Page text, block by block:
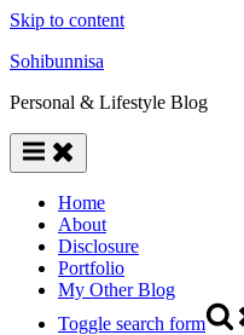
Skip to content
Sohibunnisa
Personal & Lifestyle Blog
Home
About
Disclosure
Portfolio
My Other Blog
Toggle search form